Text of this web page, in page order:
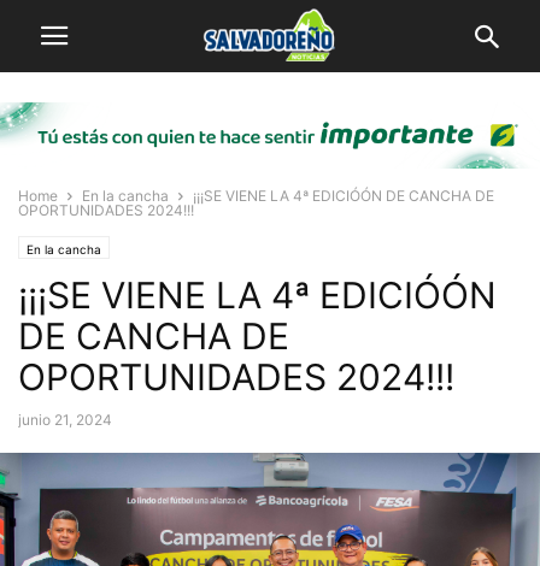
Home En la cancha
¡¡¡SE VIENE LA 4ª EDICIÓÓN DE CANCHA DE
OPORTUNIDADES 2024!!!
En la cancha
¡¡¡SE VIENE LA 4ª EDICIÓÓN
DE CANCHA DE
OPORTUNIDADES 2024!!!
junio 21, 2024